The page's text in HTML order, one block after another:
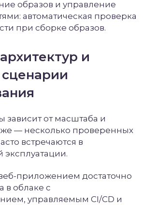
образов и управление
автоматическая проверка
при сборке образов.
и
зависит от масштаба и
— несколько проверенных
встречаются в
приложением достаточно
в облаке с
управляемым CI/CD и